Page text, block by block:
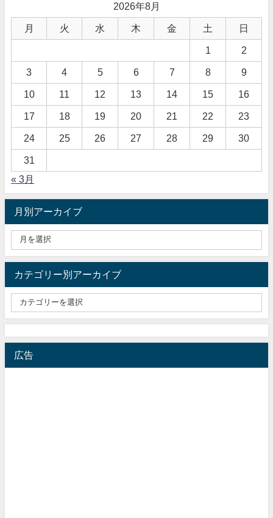
2026年8月
月 火 水 木 金 土 日
1 2
3 4 5 6 7 8 9
10 11 12 13 14 15 16
17 18 19 20 21 22 23
24 25 26 27 28 29 30
31
« 3月
月別アーカイブ
カテゴリー別アーカイブ
広告